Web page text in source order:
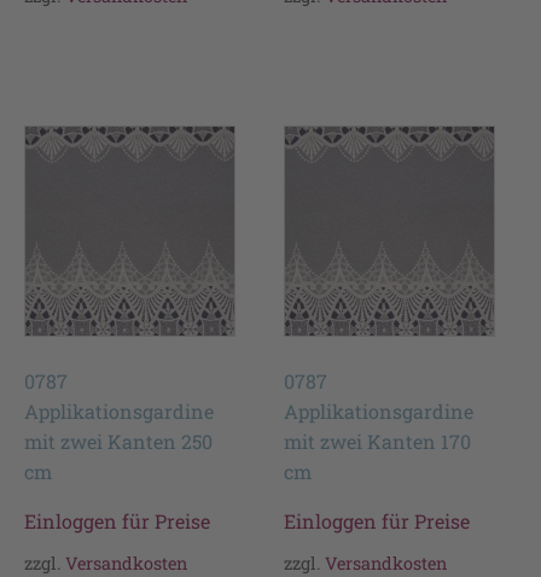
0787
Applikationsgardine
mit zwei Kanten 250
cm
Einloggen für Preise
zzgl. Versandkosten
0787
Applikationsgardine
mit zwei Kanten 170
cm
Einloggen für Preise
zzgl.Versandkosten